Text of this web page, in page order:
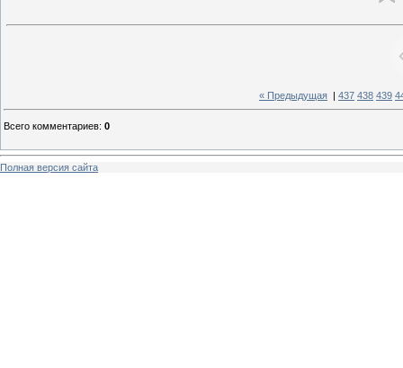
« Предыдущая 437 438 439
Всего комментариев: 0
Полная версия сайта